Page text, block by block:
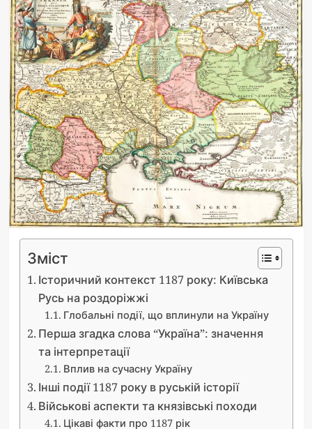
Зміст
Історичний контекст 1187 року: Київська
Русь на роздоріжжі
Глобальні події, що вплинули на Україну
Перша згадка слова “Україна”: значення
та інтерпретації
Вплив на сучасну Україну
Інші події 1187 року в руській історії
Військові аспекти та князівські походи
Цікаві факти про 1187 рік